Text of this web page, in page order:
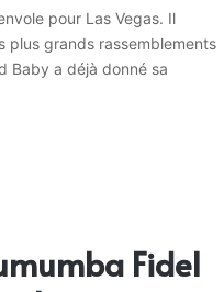
pour Las Vegas. Il
plus grands rassemblements
Baby a déjà donné sa
Fidel